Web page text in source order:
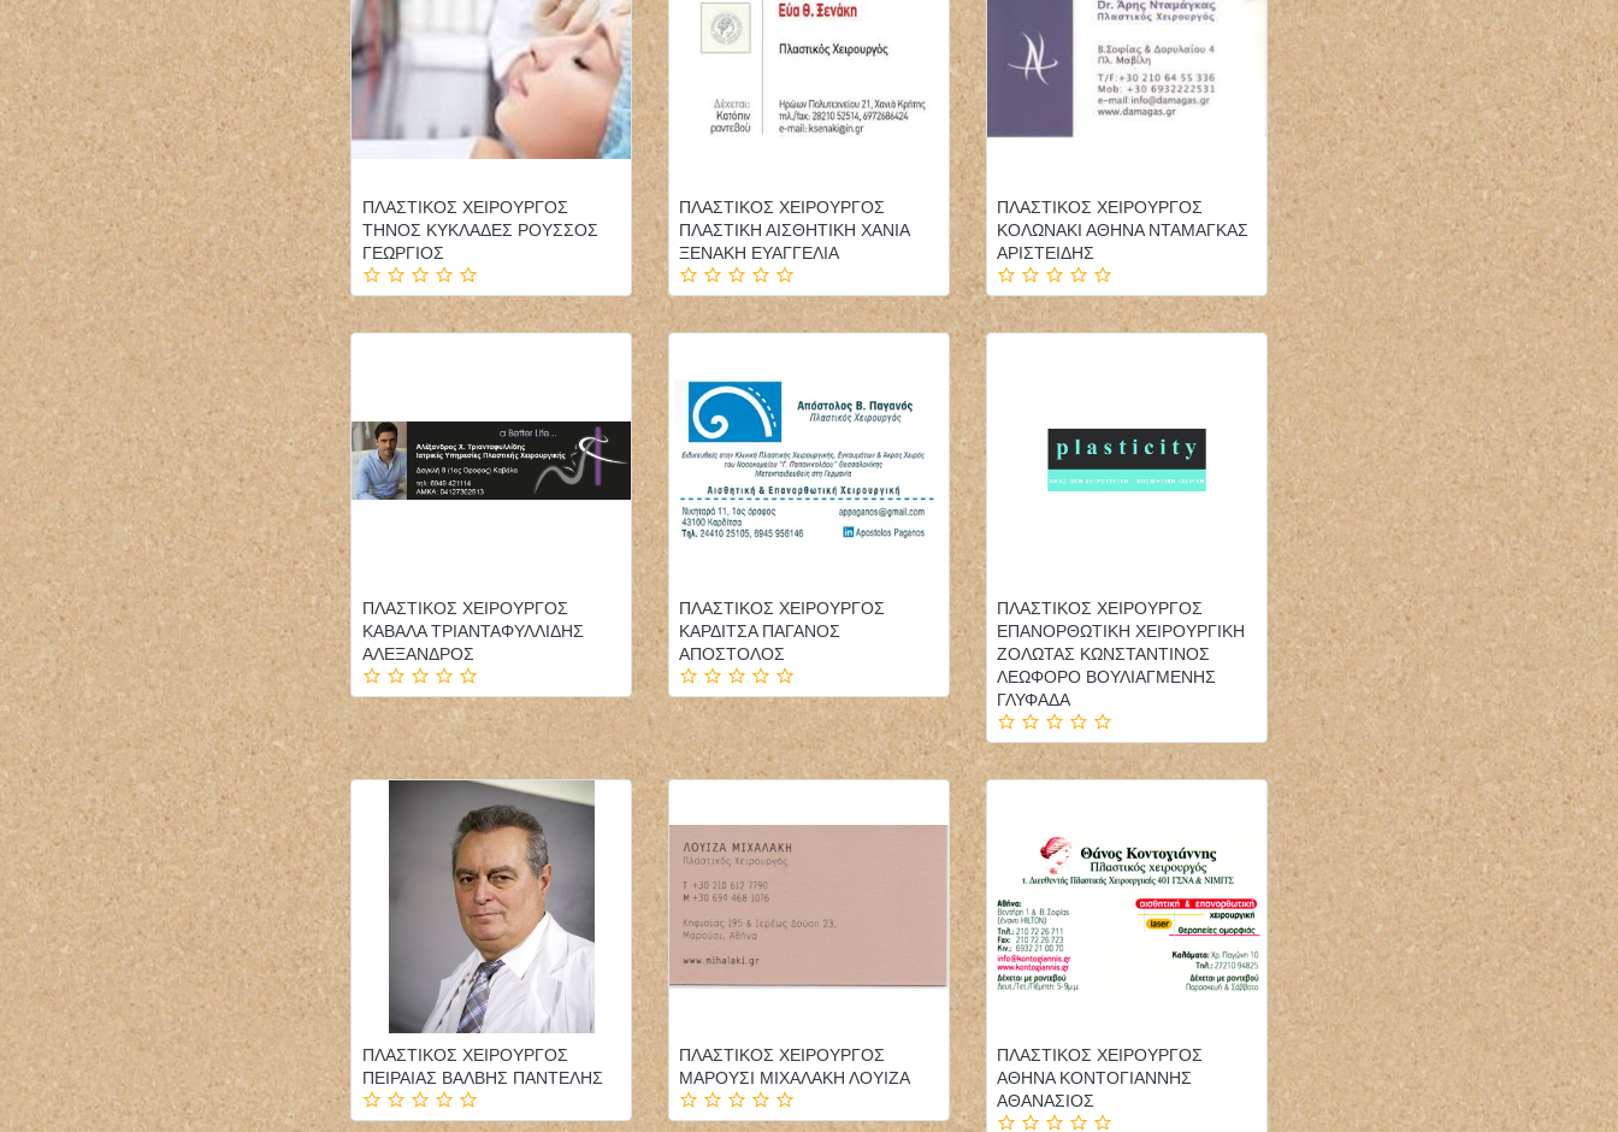
ΠΛΑΣΤΙΚΟΣ ΧΕΙΡΟΥΡΓΟΣ
ΤΗΝΟΣ ΚΥΚΛΑΔΕΣ ΡΟΥΣΣΟΣ
ΓΕΩΡΓΙΟΣ
ΠΛΑΣΤΙΚΟΣ ΧΕΙΡΟΥΡΓΟΣ
ΠΛΑΣΤΙΚΗ ΑΙΣΘΗΤΙΚΗ ΧΑΝΙΑ
ΞΕΝΑΚΗ ΕΥΑΓΓΕΛΙΑ
ΠΛΑΣΤΙΚΟΣ ΧΕΙΡΟΥΡΓΟΣ
ΚΟΛΩΝΑΚΙ ΑΘΗΝΑ ΝΤΑΜΑΓΚΑΣ
ΑΡΙΣΤΕΙΔΗΣ
ΠΛΑΣΤΙΚΟΣ ΧΕΙΡΟΥΡΓΟΣ
ΚΑΒΑΛΑ ΤΡΙΑΝΤΑΦΥΛΛΙΔΗΣ
ΑΛΕΞΑΝΔΡΟΣ
ΠΛΑΣΤΙΚΟΣ ΧΕΙΡΟΥΡΓΟΣ
ΚΑΡΔΙΤΣΑ ΠΑΓΑΝΟΣ
ΑΠΟΣΤΟΛΟΣ
ΠΛΑΣΤΙΚΟΣ ΧΕΙΡΟΥΡΓΟΣ
ΕΠΑΝΟΡΘΩΤΙΚΗ ΧΕΙΡΟΥΡΓΙΚΗ
ΖΟΛΩΤΑΣ ΚΩΝΣΤΑΝΤΙΝΟΣ
ΛΕΩΦΟΡΟ ΒΟΥΛΙΑΓΜΕΝΗΣ
ΓΛΥΦΑΔΑ
ΠΛΑΣΤΙΚΟΣ ΧΕΙΡΟΥΡΓΟΣ
ΠΕΙΡΑΙΑΣ ΒΑΛΒΗΣ ΠΑΝΤΕΛΗΣ
ΠΛΑΣΤΙΚΟΣ ΧΕΙΡΟΥΡΓΟΣ
ΜΑΡΟΥΣΙ ΜΙΧΑΛΑΚΗ ΛΟΥΙΖΑ
ΠΛΑΣΤΙΚΟΣ ΧΕΙΡΟΥΡΓΟΣ
ΑΘΗΝΑ ΚΟΝΤΟΓΙΑΝΝΗΣ
ΑΘΑΝΑΣΙΟΣ